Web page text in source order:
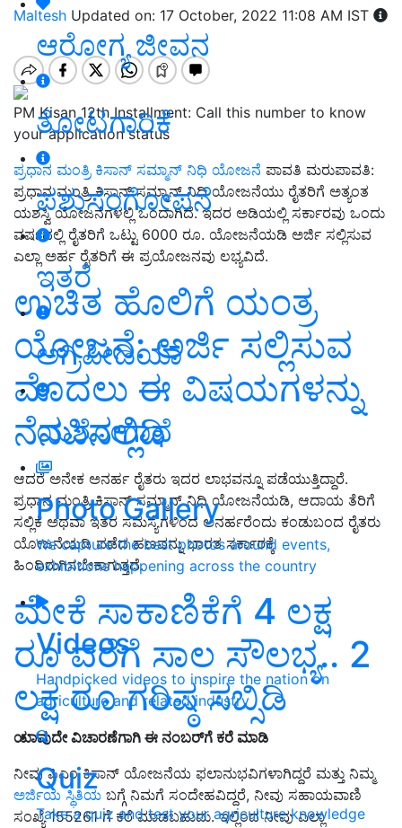
ಆರೋಗ್ಯ ಜೀವನ
ತೋಟಗಾರಿಕೆ
ಪಶುಸಂಗೋಪನೆ
ಇತರೆ
ಅಗ್ರಿಪೀಡಿಯಾ
ಯಶೋಗಾಥೆ
Photo Gallery
We capture the best photos around events,
exhibitions happening across the country
Videos
Handpicked videos to inspire the nation on
agriculture and related industry
Quiz
Take a quiz and test your agriculture knowledge
Maltesh Updated on: 17 October, 2022 11:08 AM IST
PM Kisan 12th Installment: Call this number to know
your application status
ಪ್ರಧಾನ ಮಂತ್ರಿ ಕಿಸಾನ್ ಸಮ್ಮಾನ್ ನಿಧಿ ಯೋಜನೆ ಪಾವತಿ ಮರುಪಾವತಿ:
ಪ್ರಧಾನ ಮಂತ್ರಿ ಕಿಸಾನ್ ಸಮ್ಮಾನ್ ನಿಧಿ ಯೋಜನೆಯು ರೈತರಿಗೆ ಅತ್ಯಂತ
ಯಶಸ್ವಿ ಯೋಜನೆಗಳಲ್ಲಿ ಒಂದಾಗಿದೆ. ಇದರ ಅಡಿಯಲ್ಲಿ ಸರ್ಕಾರವು ಒಂದು
ವರ್ಷದಲ್ಲಿ ರೈತರಿಗೆ ಒಟ್ಟು 6000 ರೂ. ಯೋಜನೆಯಡಿ ಅರ್ಜಿ ಸಲ್ಲಿಸುವ
ಎಲ್ಲಾ ಅರ್ಹ ರೈತರಿಗೆ ಈ ಪ್ರಯೋಜನವು ಲಭ್ಯವಿದೆ.
ಉಚಿತ ಹೊಲಿಗೆ ಯಂತ್ರ
ಯೋಜನೆ: ಅರ್ಜಿ ಸಲ್ಲಿಸುವ
ಮೊದಲು ಈ ವಿಷಯಗಳನ್ನು
ನೆನಪಿನಲ್ಲಿಡಿ
ಆದರೆ ಅನೇಕ ಅನರ್ಹ ರೈತರು ಇದರ ಲಾಭವನ್ನೂ ಪಡೆಯುತ್ತಿದ್ದಾರೆ.
ಪ್ರಧಾನ ಮಂತ್ರಿ ಕಿಸಾನ್ ಸಮ್ಮಾನ್ ನಿಧಿ ಯೋಜನೆಯಡಿ, ಆದಾಯ ತೆರಿಗೆ
ಸಲ್ಲಿಕೆ ಅಥವಾ ಇತರ ಸಮಸ್ಯೆಗಳಿಂದ ಅನರ್ಹರೆಂದು ಕಂಡುಬಂದ ರೈತರು
ಯೋಜನೆಯಡಿ ಪಡೆದ ಹಣವನ್ನು ಭಾರತ ಸರ್ಕಾರಕ್ಕೆ
ಹಿಂದಿರುಗಿಸಬೇಕಾಗುತ್ತದೆ.
ಮೇಕೆ ಸಾಕಾಣಿಕೆಗೆ 4 ಲಕ್ಷ
ರೂ ವರೆಗೆ ಸಾಲ ಸೌಲಭ್ಯ.. 2
ಲಕ್ಷ ರೂ ಗರಿಷ್ಠ ಸಬ್ಸಿಡಿ
ಯಾವುದೇ ವಿಚಾರಣೆಗಾಗಿ ಈ ನಂಬರ್‌ಗೆ ಕರೆ ಮಾಡಿ
ನೀವು ಪಿಎಂ ಕಿಸಾನ್ ಯೋಜನೆಯ ಫಲಾನುಭವಿಗಳಾಗಿದ್ದರೆ ಮತ್ತು ನಿಮ್ಮ
ಅರ್ಜಿಯ ಸ್ಥಿತಿಯ ಬಗ್ಗೆ ನಿಮಗೆ ಸಂದೇಹವಿದ್ದರೆ, ನೀವು ಸಹಾಯವಾಣಿ
ಸಂಖ್ಯೆ 155261 ಗೆ ಕರೆ ಮಾಡಬಹುದು. ಇಲ್ಲಿಂದ ನೀವು ಎಲ್ಲಾ